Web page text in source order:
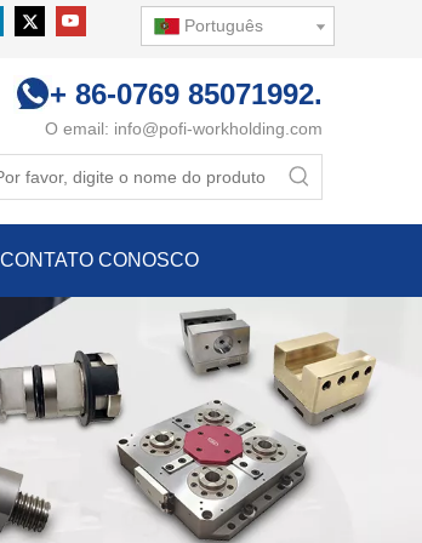
Português
+ 86-0769 85071992.
O email: info@pofi-workholding.com
CONOSCO